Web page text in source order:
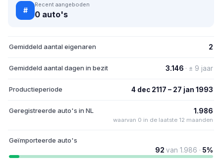
#
Recent aangeboden
0 auto's
Gemiddeld aantal eigenaren 2
Gemiddeld aantal dagen in bezit 3.146 · ± 9 jaar
Productieperiode 4 dec 2117 – 27 jan 1993
Geregistreerde auto's in NL 1.986
waarvan 0 in de laatste 12 maanden
Geïmporteerde auto's
92 van 1.986 · 5%